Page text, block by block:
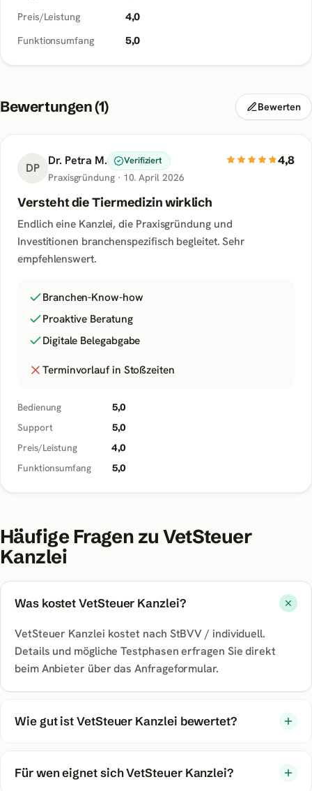
Preis/Leistung
4,0
Funktionsumfang
5,0
Bewertungen (1) Bewerten
DP Dr. Petra M. Verifiziert
Praxisgründung· 10. April 2026
4,8
Versteht die Tiermedizin wirklich
Endlich eine Kanzlei, die Praxisgründung und
Investitionen branchenspezifisch begleitet. Sehr
empfehlenswert.
Branchen-Know-how
Proaktive Beratung
Digitale Belegabgabe
Terminvorlauf in Stoßzeiten
Bedienung 5,0
Support 5,0
Preis/Leistung 4,0
Funktionsumfang 5,0
Häufige Fragen zuVetSteuer
Kanzlei
Was kostet VetSteuer Kanzlei?
VetSteuer Kanzlei kostet nach StBVV / individuell.
Details und mögliche Testphasen erfragen Sie direkt
beim Anbieter über das Anfrageformular.
Wie gut ist VetSteuer Kanzlei bewertet?
Für wen eignet sich VetSteuer Kanzlei?